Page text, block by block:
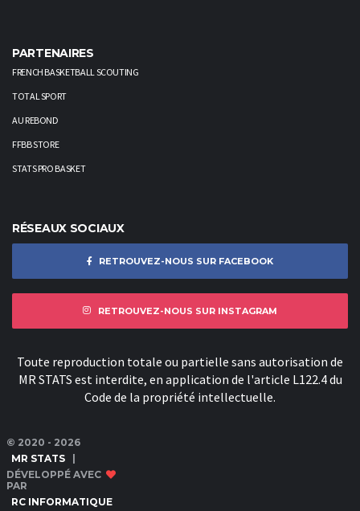
PARTENAIRES
FRENCH BASKETBALL SCOUTING
TOTAL SPORT
AU REBOND
FFBB STORE
STATS PRO BASKET
RÉSEAUX SOCIAUX
RETROUVEZ-NOUS SUR FACEBOOK
RETROUVEZ-NOUS SUR INSTAGRAM
Toute reproduction totale ou partielle sans autorisation de
MR STATS est interdite, en application de l'article L122.4 du
Code de la propriété intellectuelle.
© 2020 - 2026
MR STATS
|
DÉVELOPPÉ AVEC
PAR
RC INFORMATIQUE